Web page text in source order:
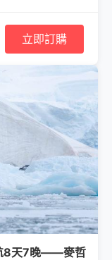
立即訂購
8天7晚——麥哲